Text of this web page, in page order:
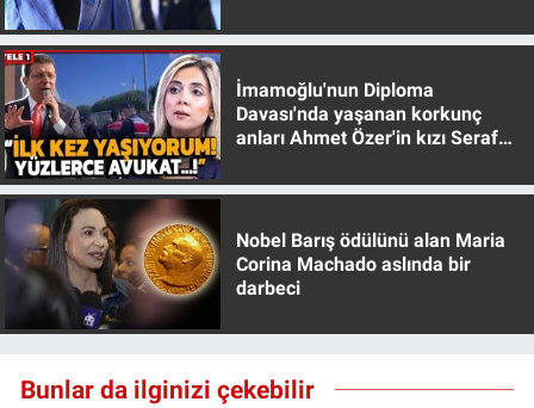
İmamoğlu'nun Diploma
Davası'nda yaşanan korkunç
anları Ahmet Özer'in kızı Seraf
Nobel Barış ödülünü alan Maria
Corina Machado aslında bir
darbeci
Bunlar da ilginizi çekebilir